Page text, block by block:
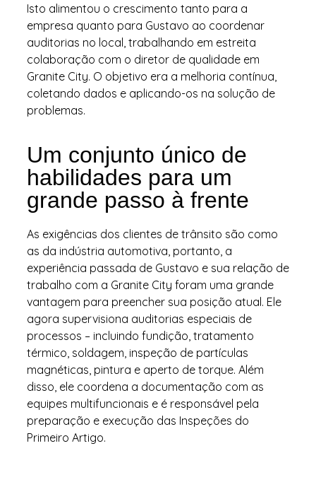
Isto alimentou o crescimento tanto para a
empresa quanto para Gustavo ao coordenar
auditorias no local, trabalhando em estreita
colaboração com o diretor de qualidade em
Granite City. O objetivo era a melhoria contínua,
coletando dados e aplicando-os na solução de
problemas.
Um conjunto único de
habilidades para um
grande passo à frente
As exigências dos clientes de trânsito são como
as da indústria automotiva, portanto, a
experiência passada de Gustavo e sua relação de
trabalho com a Granite City foram uma grande
vantagem para preencher sua posição atual. Ele
agora supervisiona auditorias especiais de
processos – incluindo fundição, tratamento
térmico, soldagem, inspeção de partículas
magnéticas, pintura e aperto de torque. Além
disso, ele coordena a documentação com as
equipes multifuncionais e é responsável pela
preparação e execução das Inspeções do
Primeiro Artigo.